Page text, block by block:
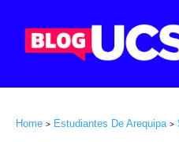
Home > Estudiantes De Arequipa >